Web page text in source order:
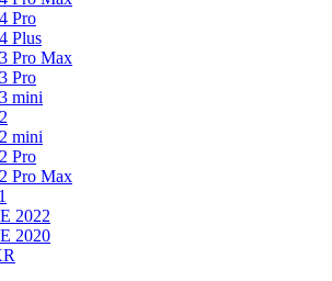
Pro
Plus
Pro Max
Pro
mini
mini
Pro
Pro Max
2022
2020